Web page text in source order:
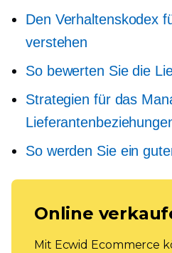
Den Verhaltenskodex
verstehen
So bewerten Sie die
Strategien für das
So werden Sie ein
Online
Mit Ecwid Ecommerce